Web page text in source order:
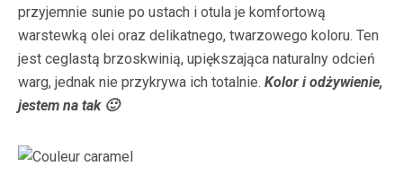
przyjemnie sunie po ustach i otula je komfortową
warstewką olei oraz delikatnego, twarzowego koloru. Ten
jest ceglastą brzoskwinią, upiększająca naturalny odcień
warg, jednak nie przykrywa ich totalnie. Kolor i odżywienie,
jestem na tak 🙂